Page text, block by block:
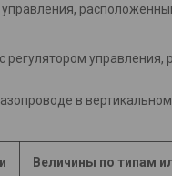
в
Величины по типам